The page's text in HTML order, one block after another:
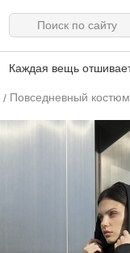
Каждая вещь
Повседневный